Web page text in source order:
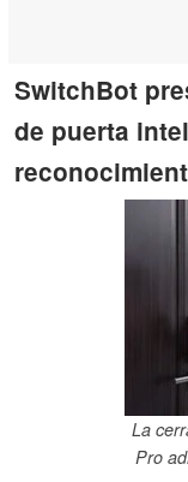
SwitchBot
de puerta
La
Pro